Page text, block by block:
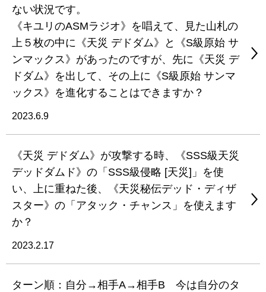
ない状況です。
《キユリのASMラジオ》を唱えて、見た山札の
上５枚の中に《天災 デドダム》と《S級原始 サ
ンマックス》があったのですが、先に《天災 デ
ドダム》を出して、その上に《S級原始 サンマ
ックス》を進化することはできますか？
2023.6.9
《天災 デドダム》が攻撃する時、《SSS級天災
デッドダムド》の「SSS級侵略 [天災]」を使
い、上に重ねた後、《天災秘伝デッド・ディザ
スター》の「アタック・チャンス」を使えます
か？
2023.2.17
ターン順：自分→相手A→相手B 今は自分のタ